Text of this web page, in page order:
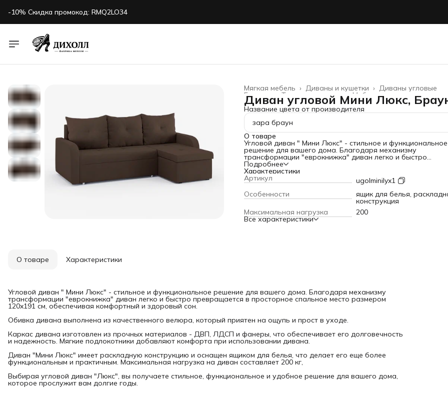
-10% Скидка промокод: RMQ2LO34
Диваны угловые
Диваны и кушетки ›
Мягкая мебель ›
Мебель ›
Товары для дома ›
Главная
Диван угловой Мини Люкс,
Название цвета от производителя
зара браун
О товаре
Угловой диван " Мини Люкс" - стильное и функциональное
решение для вашего дома. Благодаря механизму
трансформации "еврокнижка" диван легко и быстро
превращается в просторное спальное место размером
120x191 см, обеспечивая комфортный и здоровый сон.
Обивка дивана выполнена из качественного велюра,
приятен на ощупь и прост в уходе.
Каркас дивана изготовлен из прочных материалов - ДВП,
ЛДСП и фанеры, что обеспечивает его долговечность и
надежность. Мягкие подлокотники добавляют комфорта
использовании дивана.
Диван "Мини Люкс" имеет раскладную конструкцию и
Подробнее
Характеристики
Артикул
ugolminilyx1
Особенности
ящик для белья,
конструкция
Максимальная нагрузка
200
Все характеристики
О товаре Характеристики
Угловой диван " Мини Люкс" - стильное и функциональное решение для вашего дома. Благодаря механизму
трансформации "еврокнижка" диван легко и быстро превращается в просторное спальное место размером
120x191 см, обеспечивая комфортный и здоровый сон.
Обивка дивана выполнена из качественного велюра, который приятен на ощупь и прост в уходе.
Каркас дивана изготовлен из прочных материалов - ДВП, ЛДСП и фанеры, что обеспечивает его долговечность
и надежность. Мягкие подлокотники добавляют комфорта при использовании дивана.
Диван "Мини Люкс" имеет раскладную конструкцию и оснащен ящиком для белья, что делает его еще более
функциональным и практичным. Максимальная нагрузка на диван составляет 200 кг,
Выбирая угловой диван "Люкс", вы получаете стильное, функциональное и удобное решение для вашего дома,
которое прослужит вам долгие годы.